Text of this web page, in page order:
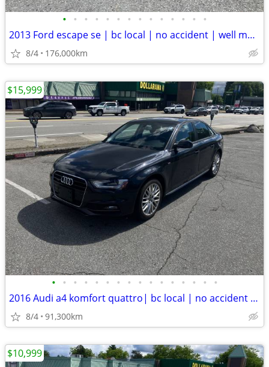
• • • • • • • • • • • • • •
2013 Ford escape se | bc local | no accident | well maintained
8/4 176,000km
• • • • • • • • • • • • • • • •
2016 Audi a4 komfort quattro| bc local | no accident | s-line | low km
8/4 91,300km
$15,999
$10,999